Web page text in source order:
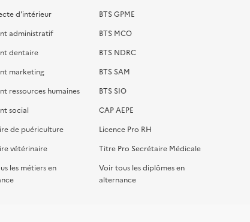
d'intérieur
administratif
dentaire
marketing
ressources humaines
social
de puériculture
vétérinaire
les métiers en
BTS GPME
BTS MCO
BTS NDRC
BTS SAM
BTS SIO
CAP AEPE
Licence Pro RH
Titre Pro Secrétaire Médicale
Voir tous les diplômes en
alternance